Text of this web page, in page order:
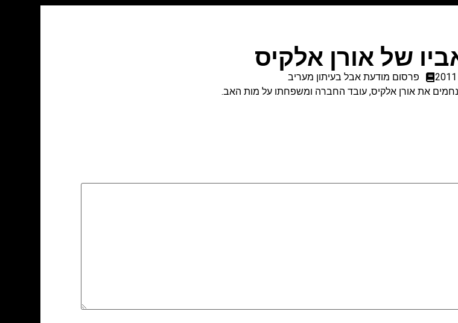
של אורן אלקיס
פרסום מודעת אבל בעיתון מעריב
את אורן אלקיס, עובד החברה ומשפחתו על מות האב.